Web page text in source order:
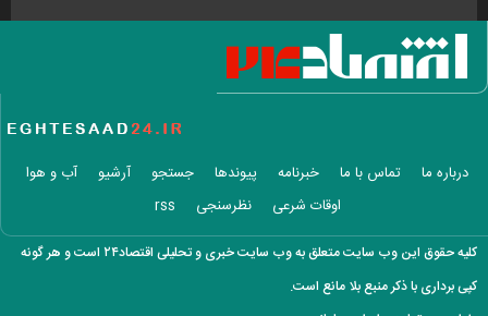
درباره ما تماس با ما خبرنامه پیوندها جستجو آرشیو
آب و هوا
اوقات شرعی
نظرسنجی rss
کلیه حقوق این وب سایت متعلق به وب سایت خبری و تحلیلی اقتصاد۲۴ است و هر گونه
کپی برداری با ذکر منبع بلا مانع است.